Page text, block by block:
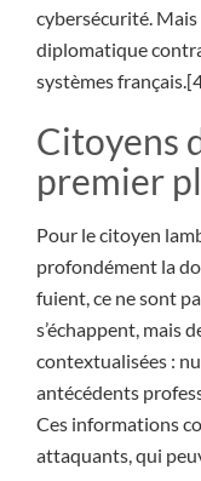
cybersécurité.
diplomatique
systèmes
Citoyens
premier
Pour le citoyen
profondément la
fuient, ce ne sont
s’échappent, mais
contextualisées :
antécédents
Ces informations
attaquants, qui